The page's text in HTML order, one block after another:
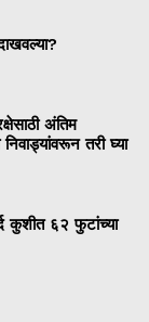
अंतिम
तरी घ्या
कुशीत ६२ फुटांच्या